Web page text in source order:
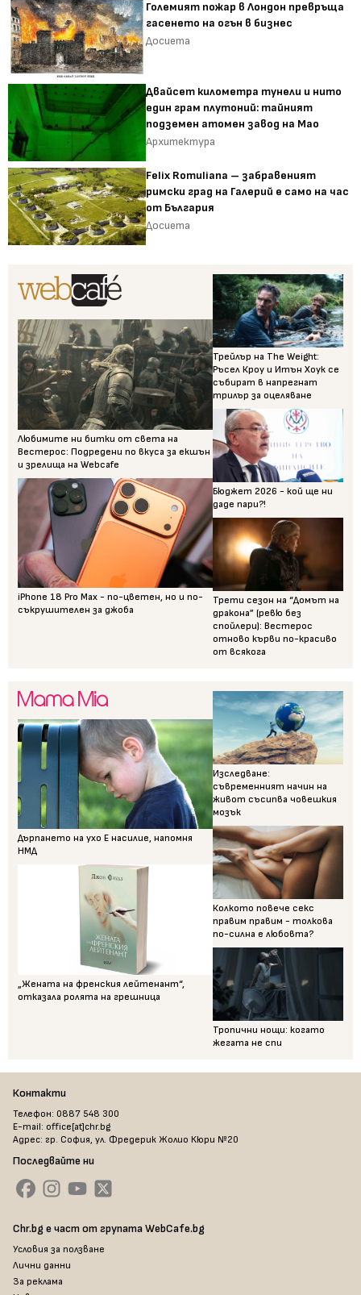
Големият пожар в Лондон превръща
гасенето на огън в бизнес
Досиета
Двайсет километра тунели и нито
един грам плутоний: тайният
подземен атомен завод на Мао
Архитектура
Felix Romuliana – забравеният
римски град на Галерий е само на час
от България
Досиета
Любимите ни битки от света на
Вестерос: Подредени по вкуса за екшън
и зрелища на Webcafe
iPhone 18 Pro Max - по-цветен, но и по-
съкрушителен за джоба
Трейлър на The Weight:
Ръсел Кроу и Итън Хоук се
събират в напрегнат
трилър за оцеляване
Бюджет 2026 - кой ще ни
даде пари?!
Трети сезон на “Домът на
дракона” (ревю без
спойлери): Вестерос
отново кърви по-красиво
от всякога
Дърпането на ухо Е насилие, напомня
НМД
„Жената на френския лейтенант“,
отказала ролята на грешница
Изследване:
съвременният начин на
живот съсипва човешкия
мозък
Колкото повече секс
правим правим - толкова
по-силна е любовта?
Тропични нощи: когато
жегата не спи
Контакти
Телефон: 0887 548 300
E-mail: office[at]chr.bg
Адрес: гр. София, ул. Фредерик Жолио Кюри №20
Последвайте ни
Chr.bg е част от групата WebCafe.bg
Условия за ползване
Лични данни
За реклама